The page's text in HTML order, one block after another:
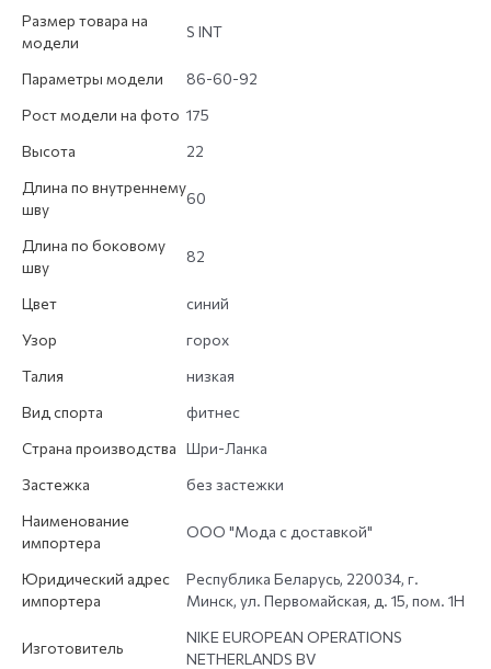
Размер товара на
модели
S INT
Параметры модели
86-60-92
Рост модели на фото 175
Высота
22
Длина по внутреннему
шву
60
Длина по боковому
шву
82
Цвет
синий
Узор
горох
Талия
низкая
Вид спорта
фитнес
Страна производства Шри-Ланка
Застежка
без застежки
Наименование
импортера
ООО "Мода с доставкой"
Юридический адрес
импортера
Республика Беларусь, 220034, г.
Минск, ул. Первомайская, д. 15, пом. 1Н
Изготовитель
NIKE EUROPEAN OPERATIONS
NETHERLANDS BV